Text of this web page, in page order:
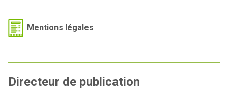
Mentions légales
Directeur de publication